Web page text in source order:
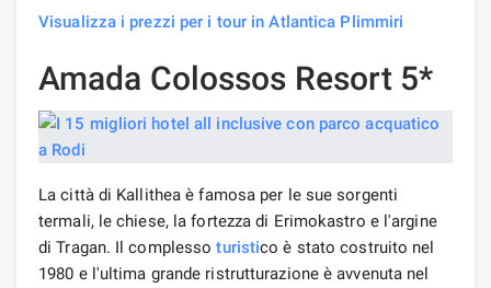
Visualizza i prezzi per i tour in Atlantica Plimmiri
Amada Colossos Resort 5*
La città di Kallithea è famosa per le sue sorgenti
termali, le chiese, la fortezza di Erimokastro e l'argine
di Tragan. Il complessoturistico è stato costruito nel
1980 e l'ultima grande ristrutturazione è avvenuta nel